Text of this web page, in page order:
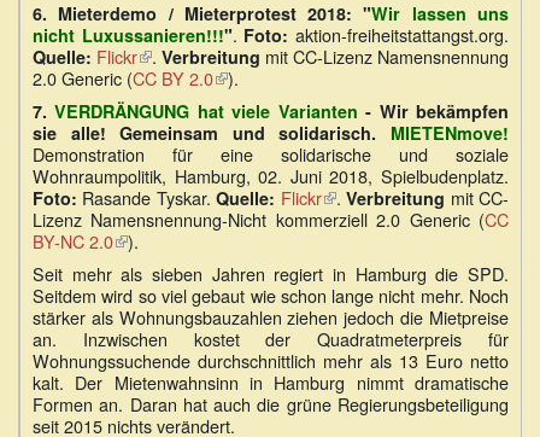
extern)
6. Mieterdemo / Mieterprotest 2018: "Wir lassen uns
nicht Luxussanieren!!!". Foto: aktion-freiheitstattangst.org.
Quelle: Flickr(Link
ist
extern)
. Verbreitung mit CC-Lizenz Namensnennung
2.0 Generic (CC BY 2.0(Link
extern)
).
7.VERDRÄNGUNG hat viele Varianten - Wir bekämpfen
sie alle! Gemeinsam und solidarisch. MIETENmove!
Demonstration für eine solidarische und soziale
Wohnraumpolitik, Hamburg, 02. Juni 2018, Spielbudenplatz.
Foto: Rasande Tyskar.Quelle: Flickr(Link
ist
.Verbreitung mit CC-
Lizenz Namensnennung-Nicht kommerziell 2.0 Generic (CC
BY-NC 2.0(Link
extern)
).
Seit mehr als sieben Jahren regiert in Hamburg die SPD.
Seitdem wird so viel gebaut wie schon lange nicht mehr. Noch
stärker als Wohnungsbauzahlen ziehen jedoch die Mietpreise
an. Inzwischen kostet der Quadratmeterpreis für
Wohnungssuchende durchschnittlich mehr als 13 Euro netto
kalt. Der Mietenwahnsinn in Hamburg nimmt dramatische
Formen an. Daran hat auch die grüne Regierungsbeteiligung
seit 2015 nichts verändert.